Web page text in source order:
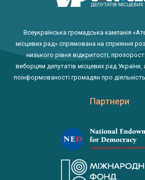
Всеукраїнська громадська кампанія
місцевих рад» спрямована на сприяння
низького рівня відкритості,
виборцям депутатів місцевих рад
поінформованості громадян про
Партнери